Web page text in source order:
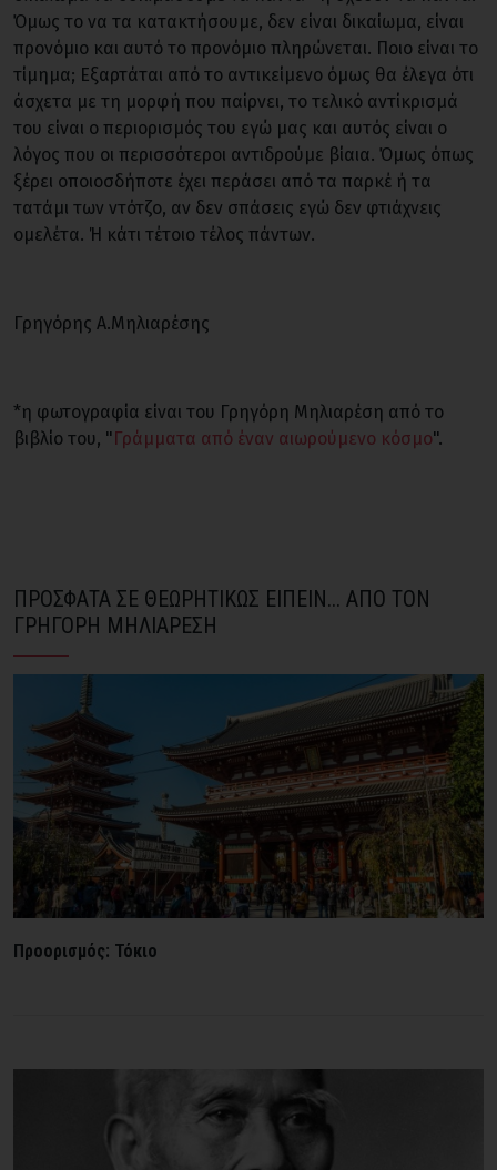
Όμως το να τα κατακτήσουμε, δεν είναι δικαίωμα, είναι
προνόμιο και αυτό το προνόμιο πληρώνεται. Ποιο είναι το
τίμημα; Εξαρτάται από το αντικείμενο όμως θα έλεγα ότι
άσχετα με τη μορφή που παίρνει, το τελικό αντίκρισμά
του είναι ο περιορισμός του εγώ μας και αυτός είναι ο
λόγος που οι περισσότεροι αντιδρούμε βίαια. Όμως όπως
ξέρει οποιοσδήποτε έχει περάσει από τα παρκέ ή τα
τατάμι των ντότζο, αν δεν σπάσεις εγώ δεν φτιάχνεις
ομελέτα. Ή κάτι τέτοιο τέλος πάντων.
Γρηγόρης Α.Μηλιαρέσης
*η φωτογραφία είναι του Γρηγόρη Μηλιαρέση από το
βιβλίο του, "Γράμματα από έναν αιωρούμενο κόσμο".
ΠΡΟΣΦΑΤΑ ΣΕ ΘΕΩΡΗΤΙΚΩΣ ΕΙΠΕΙΝ... ΑΠΟ ΤΟΝ
ΓΡΗΓΟΡΗ ΜΗΛΙΑΡΕΣΗ
Προορισμός: Τόκιο